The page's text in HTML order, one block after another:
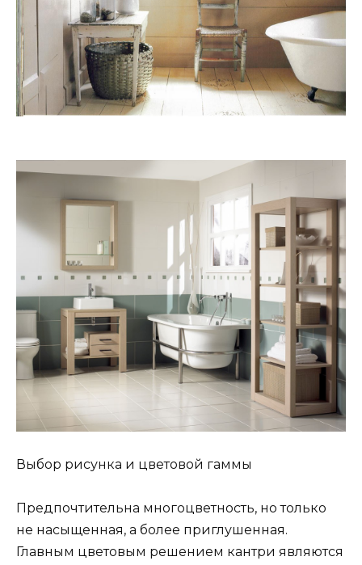
Выбор рисунка и цветовой гаммы
Предпочтительна многоцветность, но только
не насыщенная, а более приглушенная.
Главным цветовым решением кантри являются